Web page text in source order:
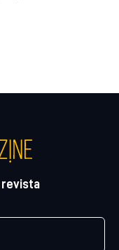
revista